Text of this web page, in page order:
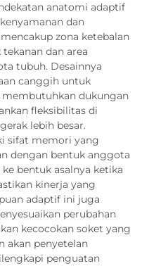
anatomi adaptif
dan
zona ketebalan
dan area
tubuh. Desainnya
canggih untuk
dukungan
fleksibilitas di
lebih besar.
sifat memori yang
dengan bentuk anggota
bentuk asalnya ketika
kinerja yang
adaptif ini juga
perubahan
kecocokan soket yang
akan penyetelan
penguatan